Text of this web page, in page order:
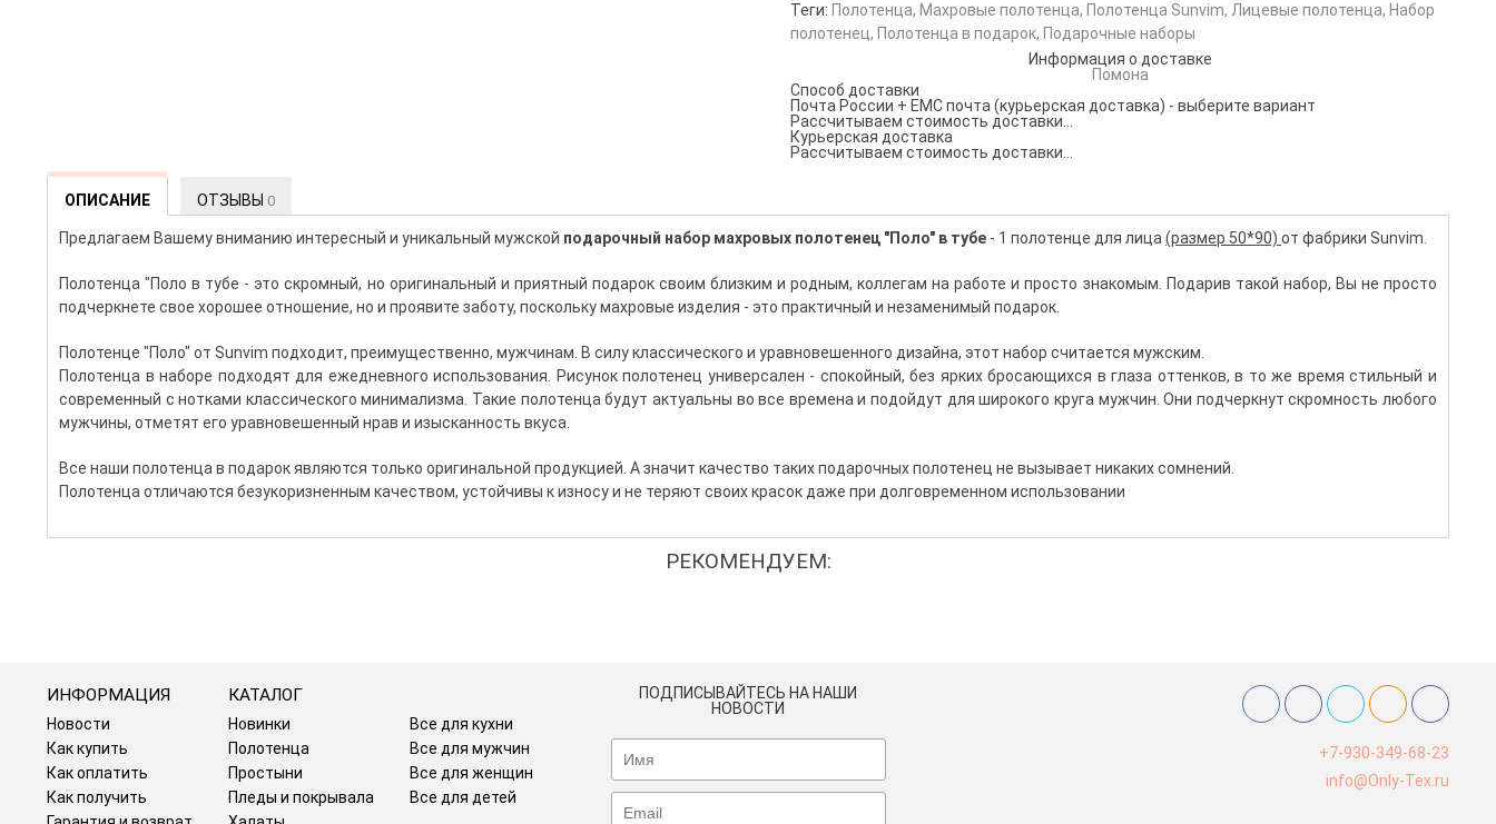
Теги: Полотенца, Махровые полотенца, Полотенца Sunvim, Лицевые полотенца, Набор
полотенец, Полотенца в подарок, Подарочные наборы
Информация о доставке
Помона
Способ доставки
Почта России + ЕМС почта (курьерская доставка) - выберите вариант
Рассчитываем стоимость доставки...
Курьерская доставка
Рассчитываем стоимость доставки...
ОПИСАНИЕ ОТЗЫВЫ 0
Предлагаем Вашему вниманию интересный и уникальный мужской подарочный набор махровых полотенец "Поло" в тубе - 1 полотенце для лица (размер 50*90) от фабрики Sunvim.
Полотенца "Поло в тубе - это скромный, но оригинальный и приятный подарок своим близким и родным, коллегам на работе и просто знакомым. Подарив такой набор, Вы не просто
подчеркнете свое хорошее отношение, но и проявите заботу, поскольку махровые изделия - это практичный и незаменимый подарок.
Полотенце "Поло" от Sunvim подходит, преимущественно, мужчинам. В силу классического и уравновешенного дизайна, этот набор считается мужским.
Полотенца в наборе подходят для ежедневного использования. Рисунок полотенец универсален - спокойный, без ярких бросающихся в глаза оттенков, в то же время стильный и
современный с нотками классического минимализма. Такие полотенца будут актуальны во все времена и подойдут для широкого круга мужчин. Они подчеркнут скромность любого
мужчины, отметят его уравновешенный нрав и изысканность вкуса.
Все наши полотенца в подарок являются только оригинальной продукцией. А значит качество таких подарочных полотенец не вызывает никаких сомнений.
Полотенца отличаются безукоризненным качеством, устойчивы к износу и не теряют своих красок даже при долговременном использовании
РЕКОМЕНДУЕМ:
ИНФОРМАЦИЯ
Новости
Как купить
Как оплатить
Как получить
КАТАЛОГ
Новинки
Полотенца
Простыни
Пледы и покрывала
Все для кухни
Все для мужчин
Все для женщин
Все для детей
ПОДПИСЫВАЙТЕСЬ НА НАШИ
НОВОСТИ
+7-930-349-68-23
info@Only-Tex.ru